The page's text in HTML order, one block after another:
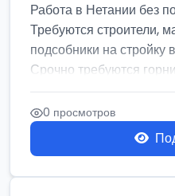
Работа в Нетании без
Требуются строители,
подсобники на
Срочно требуются
0 просмотров